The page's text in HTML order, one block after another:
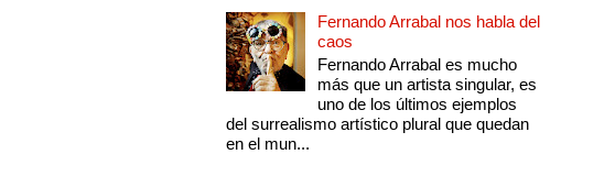
Fernando Arrabal nos habla del
caos
Fernando Arrabal es mucho
más que un artista singular, es
uno de los últimos ejemplos
del surrealismo artístico plural que quedan
en el mun...